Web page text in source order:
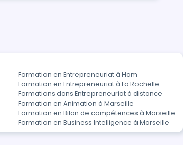
Formation en Entrepreneuriat à Ham
Formation en Entrepreneuriat à La Rochelle
Formations dans Entrepreneuriat à distance
Formation en Animation à Marseille
Formation en Bilan de compétences à Marseille
Formation en Business Intelligence à Marseille